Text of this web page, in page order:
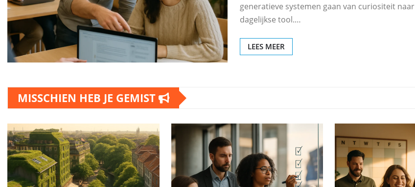
generatieve systemen gaan van curiositeit naar
dagelijkse tool.…
LEES MEER
MISSCHIEN HEB JE GEMIST